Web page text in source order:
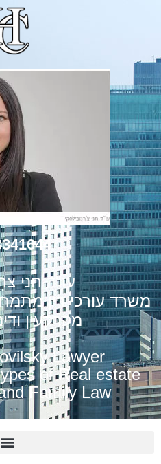
3341644
עו"ד חני
עורכי דין מתמחה
מקרקעין
Lawyer
types of Real estate
and Family Law